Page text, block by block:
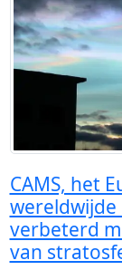
CAMS, het
verbeterd
van